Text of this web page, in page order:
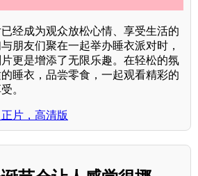
经成为观众放松心情、享受生活的
朋友们聚在一起举办睡衣派对时，
更是增添了无限乐趣。在轻松的氛
睡衣，品尝零食，一起观看精彩的
。
片，高清版